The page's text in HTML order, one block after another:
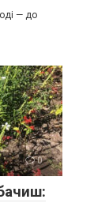
— до
0